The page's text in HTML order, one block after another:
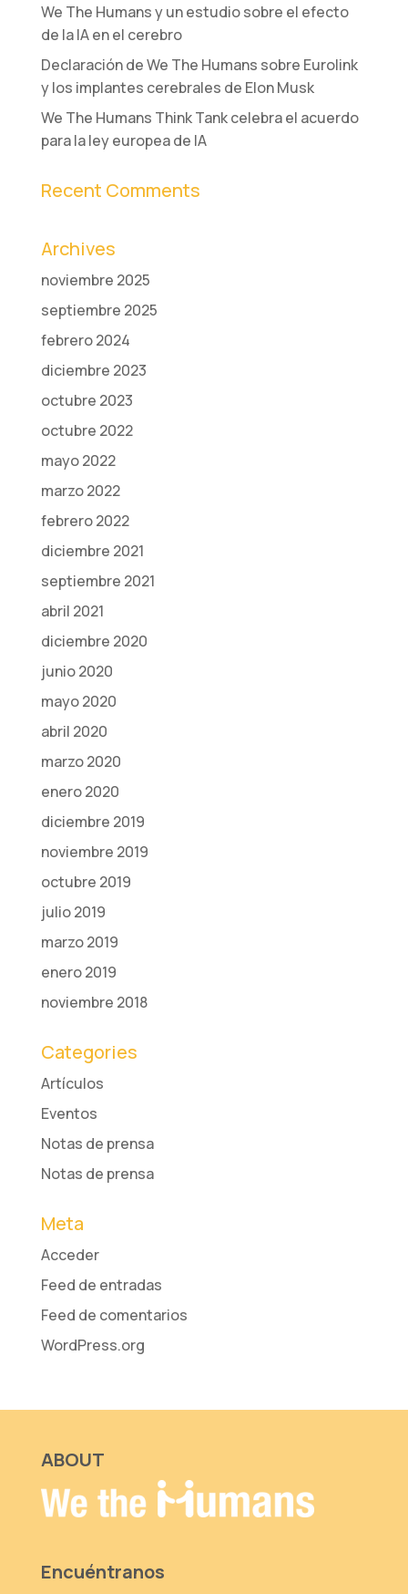
We The Humans y un estudio sobre el efecto
de la IA en el cerebro
Declaración de We The Humans sobre Eurolink
y los implantes cerebrales de Elon Musk
We The Humans Think Tank celebra el acuerdo
para la ley europea de IA
Recent Comments
Archives
noviembre 2025
septiembre 2025
febrero 2024
diciembre 2023
octubre 2023
octubre 2022
mayo 2022
marzo 2022
febrero 2022
diciembre 2021
septiembre 2021
abril 2021
diciembre 2020
junio 2020
mayo 2020
abril 2020
marzo 2020
enero 2020
diciembre 2019
noviembre 2019
octubre 2019
julio 2019
marzo 2019
enero 2019
noviembre 2018
Categories
Artículos
Eventos
Notas de prensa
Notas de prensa
Meta
Acceder
Feed de entradas
Feed de comentarios
WordPress.org
ABOUT
Encuéntranos